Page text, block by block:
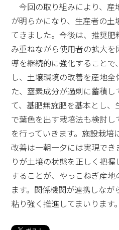
今回の取り組みにより、産
が明らかになり、生産者の土
てきました。今後は、推奨
み重ねながら使用者の拡大
導を継続的に強化すること
し、土壌環境の改善を産地
た、窒素成分が過剰に蓄積
て、基肥無施肥を基本とし
で葉色を出す栽培法も検討
を行っていきます。施設栽培
改善は一朝一夕には実現で
りが土壌の状態を正しく把
することが、やっこねぎ産
ます。関係機関が連携しな
粘り強く推進してまいります。